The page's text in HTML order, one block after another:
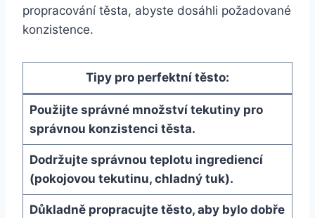
propracování těsta, abyste dosáhli požadované
konzistence.
Tipy pro perfektní těsto:
Použijte správné množství tekutiny pro
správnou konzistenci těsta.
Dodržujte správnou teplotu ingrediencí
(pokojovou tekutinu, chladný tuk).
Důkladně propracujte těsto, aby bylo dobře